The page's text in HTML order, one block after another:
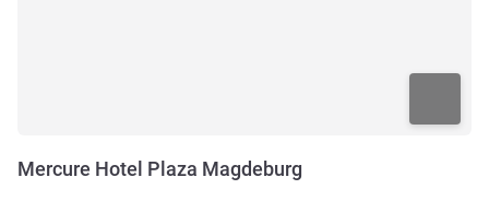
Mercure Hotel Plaza Magdeburg